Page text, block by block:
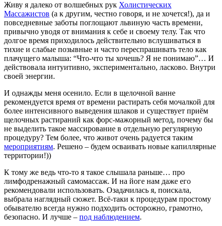
Живу я далеко от волшебных рук Холистических
Массажистов (а к другим, честно говоря, и не хочется!), да и
повседневные заботы поглощают львиную часть времени,
привычно уводя от внимания к себе и своему телу. Так что
долгое время приходилось действительно вслушиваться в
тихие и слабые позывные и часто переспрашивать тело как
плачущего малыша: “Что-что ты хочешь? Я не понимаю”… И
действовала интуитивно, экспериментально, ласково. Внутри
своей энергии.
И однажды меня осенило. Если в щелочной ванне
рекомендуется время от времени растирать себя мочалкой для
более интенсивного выведения шлаков и существует приём
щелочных растираний как форс-мажорный метод, почему бы
не выделить такое массирование в отдельную регулярную
процедуру? Тем более, что живот очень радуется таким
мероприятиям. Решено – будем осваивать новые капиллярные
территории!))
К тому же ведь что-то я такое слышала раньше… про
лимфодренажный самомассаж. И на йоге нам даже его
рекомендовали использовать. Озадачилась я, поискала,
выбрала наглядный сюжет. Всё-таки к процедурам простому
обывателю всегда нужно подходить осторожно, грамотно,
безопасно. И лучше – под наблюдением.